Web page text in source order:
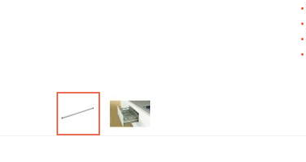
•
•
•
•